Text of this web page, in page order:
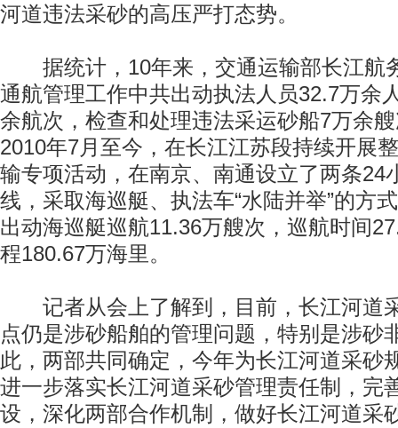
河道违法采砂的高压严打态势。
据统计，10年来，交通运输部长江航
通航管理工作中共出动执法人员32.7万余
余航次，检查和处理违法采运砂船7万余
2010年7月至今，在长江江苏段持续开展
输专项活动，在南京、南通设立了两条24
线，采取海巡艇、执法车“水陆并举”的方
出动海巡艇巡航11.36万艘次，巡航时间
程180.67万海里。
记者从会上了解到，目前，长江河道
点仍是涉砂船舶的管理问题，特别是涉砂
此，两部共同确定，今年为长江河道采砂
进一步落实长江河道采砂管理责任制，完
设，深化两部合作机制，做好长江河道采